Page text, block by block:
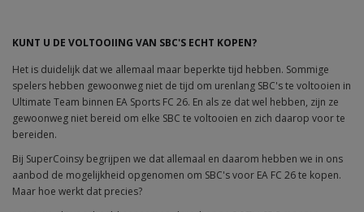
KUNT U DE VOLTOOIING VAN SBC'S ECHT KOPEN?
Het is duidelijk dat we allemaal maar beperkte tijd hebben. Sommige
spelers hebben gewoonweg niet de tijd om urenlang SBC's te voltooien in
Ultimate Team binnen EA Sports FC 26. En als ze dat wel hebben, zijn ze
gewoonweg niet bereid om elke SBC te voltooien en zich daarop voor te
bereiden.
Bij SuperCoinsy begrijpen we dat allemaal en daarom hebben we in ons
aanbod de mogelijkheid opgenomen om SBC's voor EA FC 26 te kopen.
Maar hoe werkt dat precies?